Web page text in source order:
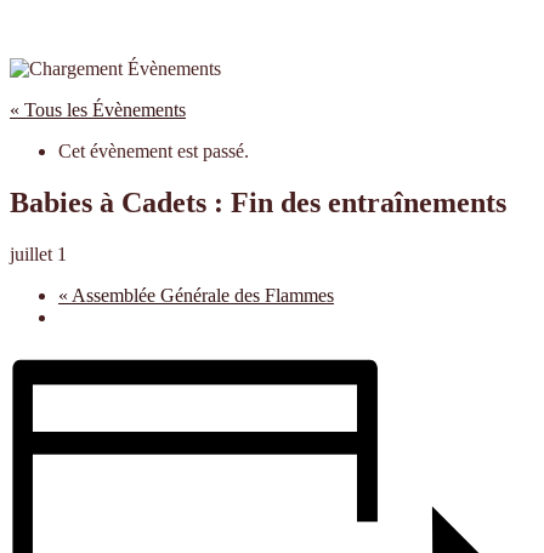
« Tous les Évènements
Cet évènement est passé.
Babies à Cadets : Fin des entraînements
juillet 1
« Assemblée Générale des Flammes